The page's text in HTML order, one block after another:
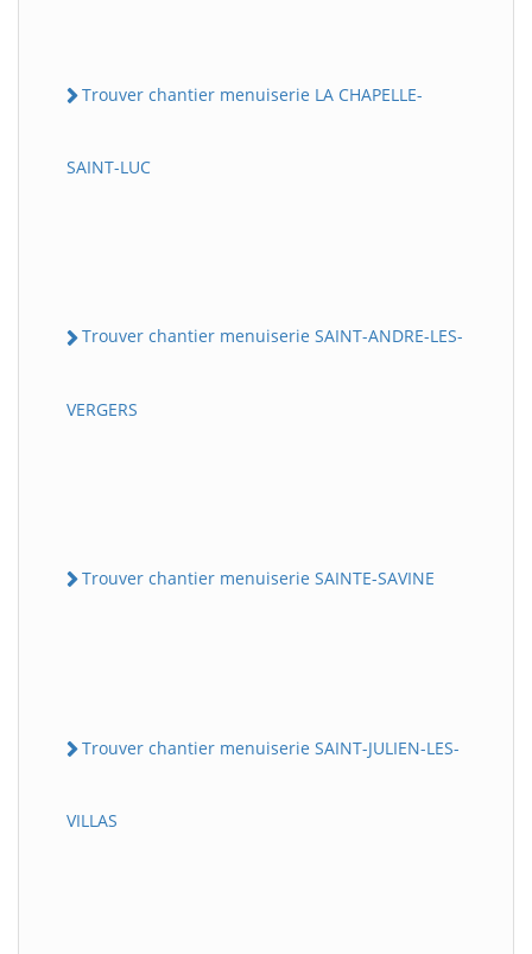
Trouver chantier menuiserie LA CHAPELLE-
SAINT-LUC
Trouver chantier menuiserie SAINT-ANDRE-LES-
VERGERS
Trouver chantier menuiserie SAINTE-SAVINE
Trouver chantier menuiserie SAINT-JULIEN-LES-
VILLAS